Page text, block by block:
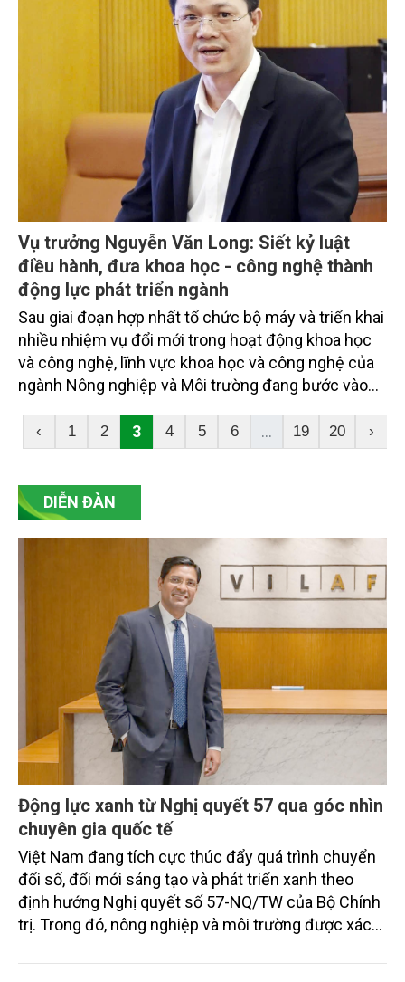
giúp nâng cao năng suất, chất lượng cũng như đảm
bảo an toàn dịch bệnh.
Vụ trưởng Nguyễn Văn Long: Siết kỷ luật
điều hành, đưa khoa học - công nghệ thành
động lực phát triển ngành
Sau giai đoạn hợp nhất tổ chức bộ máy và triển khai
nhiều nhiệm vụ đổi mới trong hoạt động khoa học
và công nghệ, lĩnh vực khoa học và công nghệ của
ngành Nông nghiệp và Môi trường đang bước vào
nâng cao hiệu quả ứng dụng và gắn chặt với thực
tiễn sản xuất, quản lý. Trao đổi với phóng viên Tạp
học và Công nghệ Nguyễn Văn Long (Bộ Nông
nghiệp và Môi trường) chia sẻ những kết quả nổi
bật thời gian qua, đồng thời nhấn mạnh các định
hướng điều hành nhằm thúc đẩy khoa học, công
nghệ và đổi mới sáng tạo trở thành động lực cho
phát triển nhanh, xanh và bền vững của ngành trong
giai đoạn tới.
‹ 1 2 3 4 5 6 ... 19 20 ›
DIỄN ĐÀN
Động lực xanh từ Nghị quyết 57 qua góc nhìn
chuyên gia quốc tế
Việt Nam đang tích cực thúc đẩy quá trình chuyển
đổi số, đổi mới sáng tạo và phát triển xanh theo
định hướng Nghị quyết số 57-NQ/TW của Bộ Chính
trị. Trong đó, nông nghiệp và môi trường được xác
sắc bởi các tiến bộ công nghệ và cam kết bền vững